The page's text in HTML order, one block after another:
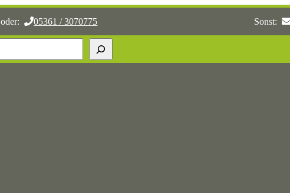
oder: 05361 / 3070775 Sonst: